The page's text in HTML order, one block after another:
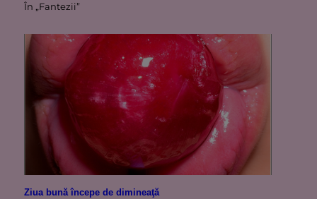
În „Fantezii”
Ziua bună începe de dimineaţă